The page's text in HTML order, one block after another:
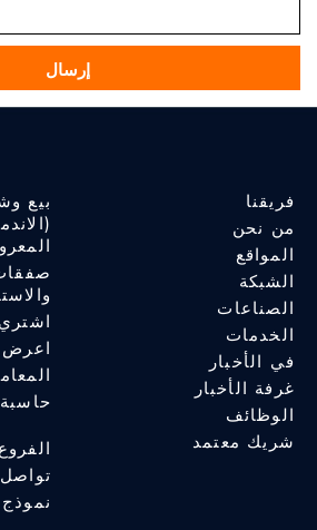
فريقنا
من نحن
المواقع
الشبكة
الصناعات
الخدمات
في الأخبار
غرفة الأخبار
الوظائف
شريك معتمد
بيع
اعرض
الفروع